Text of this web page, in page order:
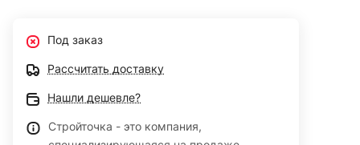
Под заказ
Рассчитать доставку
Нашли дешевле?
Стройточка - это компания,